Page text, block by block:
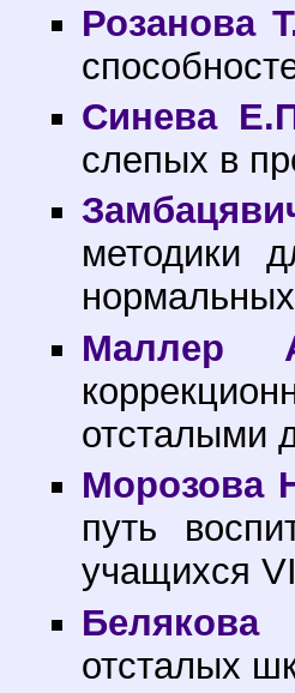
Розанова
Синева
слепых в
методики
Маллер
отсталыми
Морозова
путь
учащихся
Белякова
отсталых